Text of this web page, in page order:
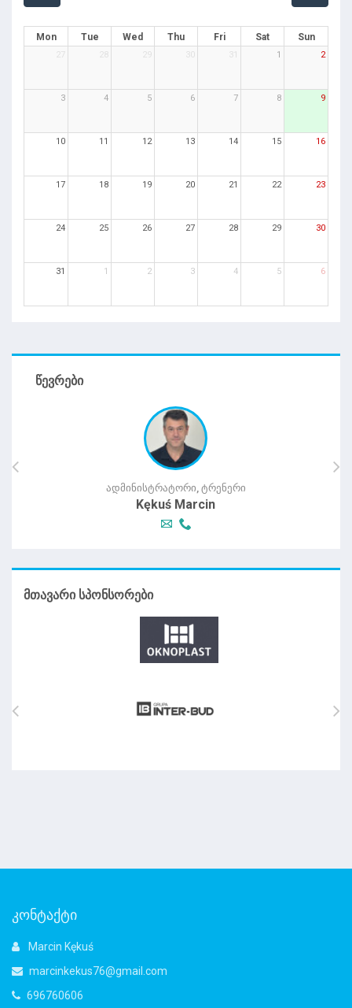
Mon Tue Wed Thu Fri Sat Sun
27 28 29 30 31 1 2
3 4 5 6 7 8 9
10 11 12 13 14 15 16
17 18 19 20 21 22 23
24 25 26 27 28 29 30
31 1 2 3 4 5 6
ᲬᲔᲕᲠᲔᲑᲘ
ᲐᲓᲛᲘᲜᲘᲡᲢᲠᲐᲢᲝᲠᲘ, ᲢᲠᲔᲜᲔᲠᲘ
Kękuś Marcin
ᲛᲗᲐᲕᲐᲠᲘ ᲡᲞᲝᲜᲡᲝᲠᲔᲑᲘ
კონტაქტი
Marcin Kękuś
marcinkekus76@gmail.com
696760606